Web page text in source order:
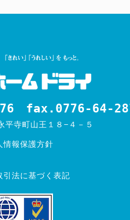
fax.0776-64-
平寺町山王１８−４－５
情報保護方針
引法に基づく表記